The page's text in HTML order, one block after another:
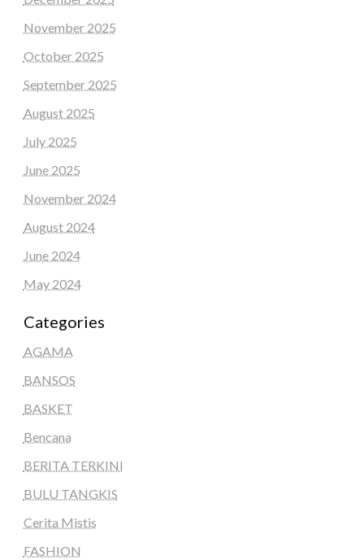
November 2025
October 2025
September 2025
August 2025
July 2025
June 2025
November 2024
August 2024
June 2024
May 2024
Categories
AGAMA
BANSOS
BASKET
Bencana
BERITA TERKINI
BULU TANGKIS
Cerita Mistis
FASHION